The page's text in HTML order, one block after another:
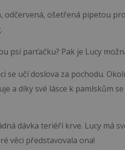
odčervená, ošetřená pipetou
psí parťačku? Pak je Lucy
se učí doslova za pochodu.
a díky své lásce k pamlskům
dávka teriéří krve. Lucy má
věci představovala ona!